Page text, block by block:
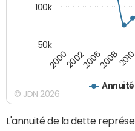
20002002200620082010
50k
100k
© JDN 2026
L'annuité de la dette